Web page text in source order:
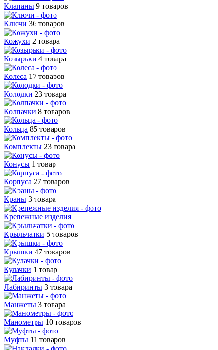
Клапаны 9 товаров
Ключи 36 товаров
Кожухи 2 товара
Козырьки 4 товара
Колеса 17 товаров
Колодки 23 товара
Колпачки 8 товаров
Кольца 85 товаров
Комплекты 23 товара
Конусы 1 товар
Корпуса 27 товаров
Краны 3 товара
Крепежные изделия
Крыльчатки 5 товаров
Крышки 47 товаров
Кулачки 1 товар
Лабиринты 3 товара
Манжеты 3 товара
Манометры 10 товаров
Муфты 11 товаров